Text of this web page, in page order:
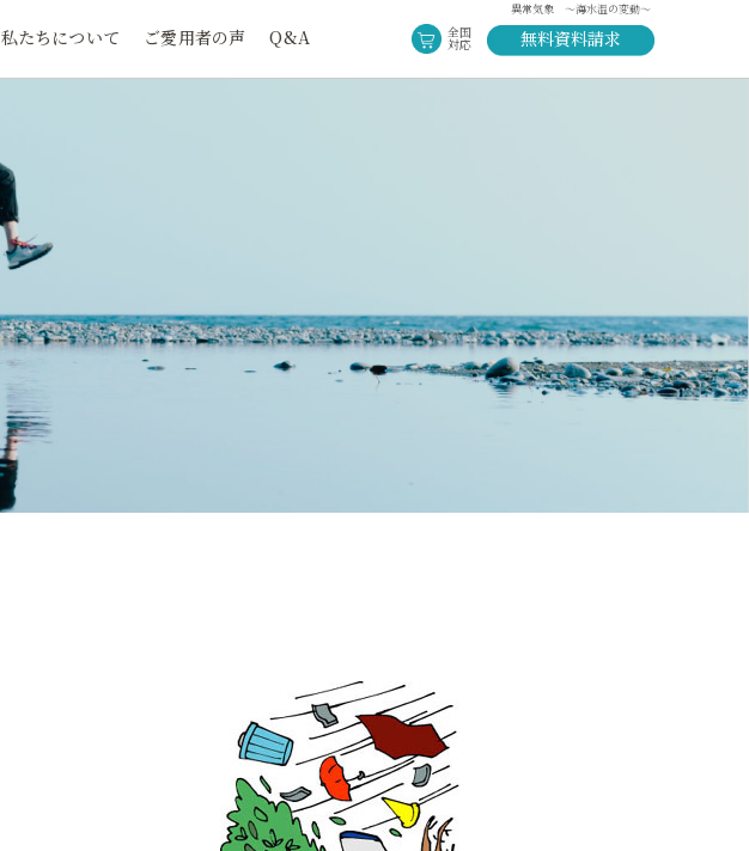
異常気象 ～海水温の変動～
私たちについて ご愛用者の声 Q&A 全国
対応 無料資料請求